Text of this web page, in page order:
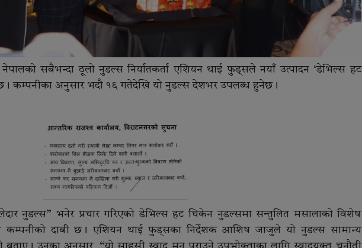
नेपालको सबैभन्दा ठूलो नुडल्स निर्यातकर्ता एशियन थाई फुड्सले नयाँ उत्पादन ‘डेभिल्स हट
कम्पनीका अनुसार भदौ १६ गतेदेखि यो नुडल्स देशभर उपलब्ध हुनेछ।
नुडल्स” भनेर प्रचार गरिएको डेभिल्स हट चिकेन नुडल्समा सन्तुलित मसालाको विशेष
कम्पनीको दाबी छ। एशियन थाई फुड्सका निर्देशक आशिष जाजुले यो नुडल्स सामान्य